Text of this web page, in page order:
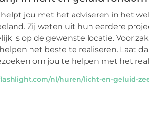
jou met het adviseren in het
Zij weten uit hun eerdere
is op de gewenste locatie. Voor
het beste te realiseren. Laat
om jou te helpen met het
nl/huren/licht-en-geluid-